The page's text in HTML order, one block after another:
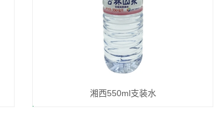
湘西550ml支装水